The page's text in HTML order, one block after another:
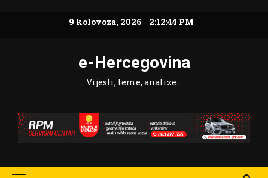
9 kolovoza, 2026 2:12:45 PM
e-Hercegovina
Vijesti, teme, analize…